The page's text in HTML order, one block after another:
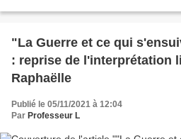
"La Guerre et ce qui
: reprise de l'interprétation
Raphaëlle
Publié le 05/11/2021 à 12:04
Par Professeur L